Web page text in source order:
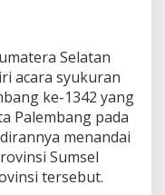
Selatan
acara syukuran
ke-1342 yang
Palembang pada
menandai
Sumsel
tersebut.